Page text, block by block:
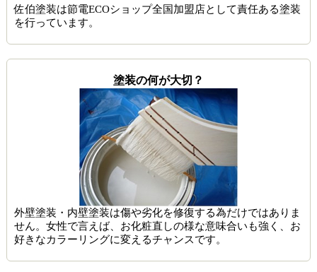
佐伯塗装は節電ECOショップ全国加盟店として責任ある塗装
を行っています。
塗装の何が大切？
外壁塗装・内壁塗装は傷や劣化を修復する為だけではありま
せん。女性で言えば、お化粧直しの様な意味合いも強く、お
好きなカラーリングに変えるチャンスです。